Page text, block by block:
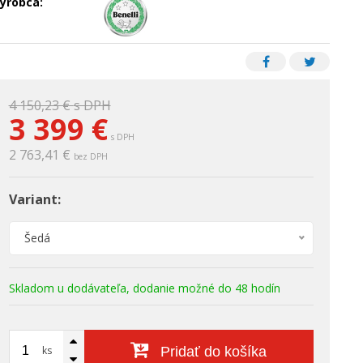
4 150,23 €s DPH
3 399 € s DPH
2 763,41 € bez DPH
Variant:
Šedá
Skladom u dodávateľa, dodanie možné do 48 hodín
ks Pridať do košíka